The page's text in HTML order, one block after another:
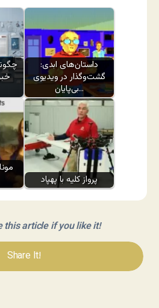
داستان‌های ابدی:
گشت‌وگذار در ویدیوی
بی‌پایان…
پرواز کلیه با پهپاد
this article if you like it!
Share It!